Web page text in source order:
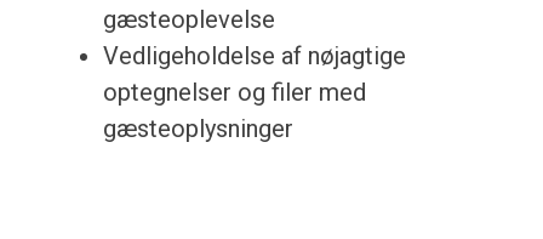
gæsteoplevelse
Vedligeholdelse af nøjagtige
optegnelser og filer med
gæsteoplysninger